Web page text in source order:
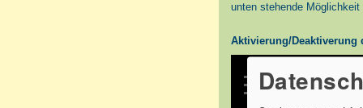
unten stehende
Aktivierung/Deaktiverung